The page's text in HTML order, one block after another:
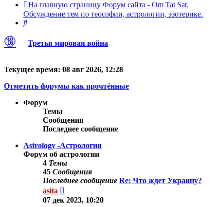
На главную страницу Форум сайта - Om Tat Sat.
Обсуждение тем по теософии, астрологии, эзотерике.
Поиск
🔞 Третья мировая война
Текущее время: 08 авг 2026, 12:28
Отметить форумы как прочтённые
Форум
Темы
Сообщения
Последнее сообщение
Astrology -Астрология
Форум об астрологии
4 Темы
45 Сообщения
Последнее сообщение Re: Что ждет Украину?
asita
к
07 дек 2023, 10:20